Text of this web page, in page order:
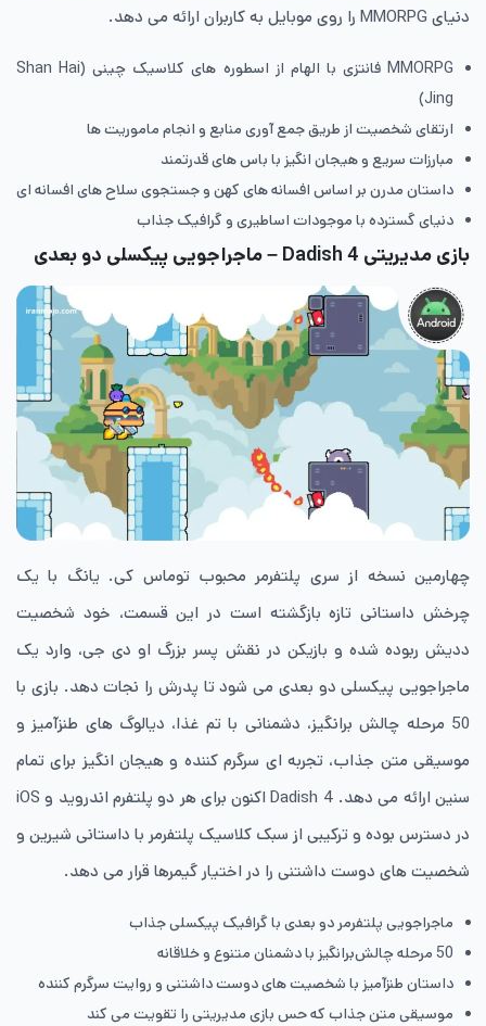
دنیای MMORPG را روی موبایل به کاربران ارائه می دهد.
MMORPG فانتزی با الهام از اسطوره های کلاسیک چینی (Shan Hai
Jing)
ارتقای شخصیت از طریق جمع آوری منابع و انجام ماموریت ها
مبارزات سریع و هیجان انگیز با باس های قدرتمند
داستان مدرن بر اساس افسانه های کهن و جستجوی سلاح های افسانه ای
دنیای گسترده با موجودات اساطیری و گرافیک جذاب
بازی مدیریتی Dadish 4 – ماجراجویی پیکسلی دو بعدی
چهارمین نسخه از سری پلتفرمر محبوب توماس کی. یانگ با یک
چرخش داستانی تازه بازگشته است در این قسمت، خود شخصیت
ددیش ربوده شده و بازیکن در نقش پسر بزرگ او دی جی، وارد یک
ماجراجویی پیکسلی دو بعدی می شود تا پدرش را نجات دهد. بازی با
50 مرحله چالش برانگیز، دشمنانی با تم غذا، دیالوگ های طنزآمیز و
موسیقی متن جذاب، تجربه ای سرگرم کننده و هیجان انگیز برای تمام
سنین ارائه می دهد. Dadish 4 اکنون برای هر دو پلتفرم اندروید و iOS
در دسترس بوده و ترکیبی از سبک کلاسیک پلتفرمر با داستانی شیرین و
شخصیت های دوست داشتنی را در اختیار گیمرها قرار می دهد.
ماجراجویی پلتفرمر دو بعدی با گرافیک پیکسلی جذاب
50 مرحله چالش‌برانگیز با دشمنان متنوع و خلاقانه
داستان طنزآمیز با شخصیت های دوست داشتنی و روایت سرگرم کننده
موسیقی متن جذاب که حس بازی مدیریتی را تقویت می کند